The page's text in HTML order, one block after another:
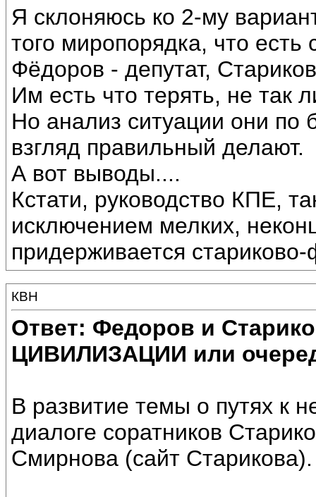
Я склоняюсь ко 2-му
того миропорядка, что есть
Фёдоров - депутат,
Им есть что терять, не так
Но анализ ситуации они по
взгляд правильный делают.
А вот выводы....
Кстати, руководство КПЕ,
исключением мелких,
придерживается
КВН
Ответ: Федоров и
ЦИВИЛИЗАЦИИ или
В развитие темы о путях к
диалоге соратников
Смирнова (сайт Старикова).